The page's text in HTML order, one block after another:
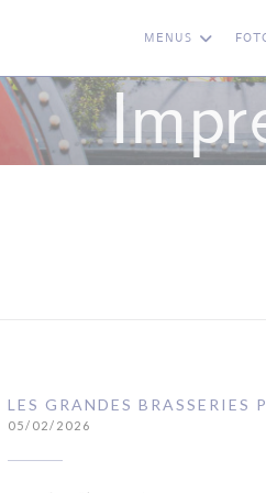
MENUS
LES GRANDES BRASSERIES
05/02/2026